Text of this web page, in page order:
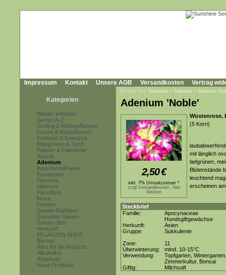
Impressum Kontakt Unsere AGB Versandkosten Vertrag
Kategorien
Wieder lieferbar!
Samen A-Z
Schling & Kletterpflanzen
Frucht & Nutzpflanzen
Gemüse & Gewürze
Mangroven & Teich
Palmen & Palmfarne
Acacia
Adenium
Baumfarne/Farne
Eucalyptus
Plumeria
Hibiskus
Passiflora
Musa
Proteen
Samen-Raritäten
Gekeimte Samen
Samen-Sets
Herkunft
PFLANZEN SHOP
Bücher
Alles für die Anzucht
Alle Artikel
Angebote
Neue Produkte
Sie sind hier: Startseite » Adenium » Adenium
Adenium 'Noble'
2,50€
inkl. 7% Umsatzsteuer *
zzgl.Versandkosten, hier
klicken
Wüstenrose,
(5 Korn)
mit länglich
tiefgrünen,
Blütenstände
leuchtend
erscheinen
Steckbrief
Familie:
Apocynaceae
Hundsgiftgewächse
Herkunft:
Asien
Gruppe:
Sukkulente
Zone:
11
Überwinterung:
mind. 10-15°C
Verwendung:
Topfgarten, Wintergarten,
Zimmerkultur, Bonsai
Giftig:
Milchsaft